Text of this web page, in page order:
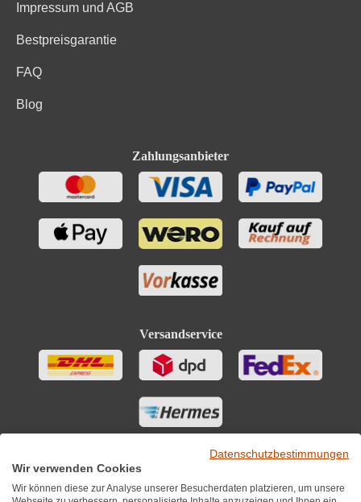
Impressum und AGB
Bestpreisgarantie
FAQ
Blog
Zahlungsanbieter
Versandservice
Datenschutzbestimmungen
Wir verwenden Cookies
Wir können diese zur Analyse unserer Besucherdaten platzieren, um unsere